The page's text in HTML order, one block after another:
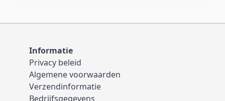
Informatie
Privacy beleid
Algemene voorwaarden
Verzendinformatie
Bedrijfsgegevens